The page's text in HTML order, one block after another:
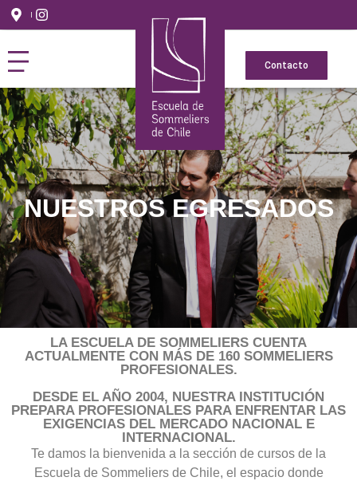
Contacto
NUESTROS EGRESADOS
LA ESCUELA DE SOMMELIERS CUENTA
ACTUALMENTE CON MÁS DE 160 SOMMELIERS
PROFESIONALES.
DESDE EL AÑO 2004, NUESTRA INSTITUCIÓN
PREPARA PROFESIONALES PARA ENFRENTAR LAS
EXIGENCIAS DEL MERCADO NACIONAL E
INTERNACIONAL.
Te damos la bienvenida a la sección de cursos de la
Escuela de Sommeliers de Chile, el espacio donde